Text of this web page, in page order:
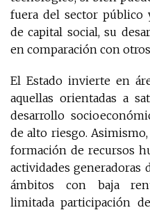
fuera del sector público
de capital social, su
en comparación con
El Estado invierte en
aquellas orientadas a
desarrollo
de alto riesgo.
formación de recursos
actividades generadoras
ámbitos con baja
limitada participación